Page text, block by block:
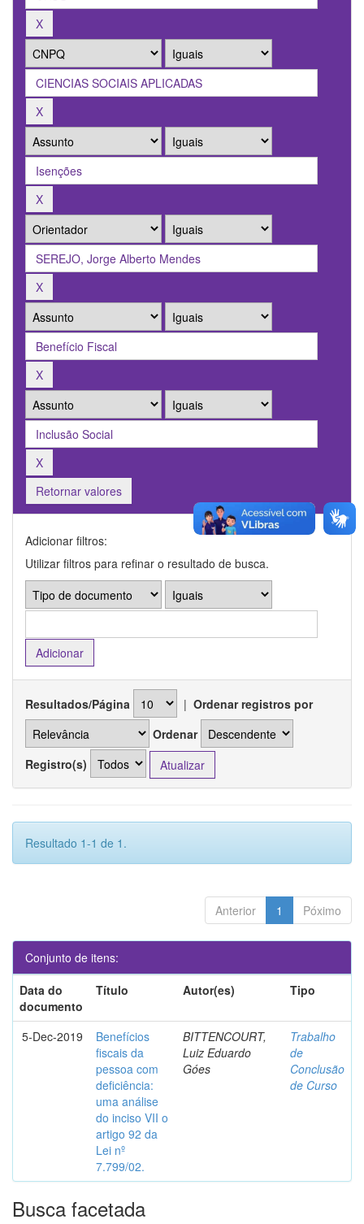
Retornar valores
Adicionar filtros:
Utilizar filtros para refinar o resultado de busca.
Resultados/Página | Ordenar registros por
Ordenar
Registro(s)
Resultado 1-1 de 1.
Anterior 1 Póximo
Conjunto de itens:
Data do
documento
Título Autor(es) Tipo
5-Dec-2019
Benefícios
fiscais da
pessoa com
deficiência:
uma análise
do inciso VII o
artigo 92 da
Lei nº
7.799/02.
BITTENCOURT,
Luiz Eduardo
Góes
Trabalho
de
Conclusão
de Curso
Busca facetada